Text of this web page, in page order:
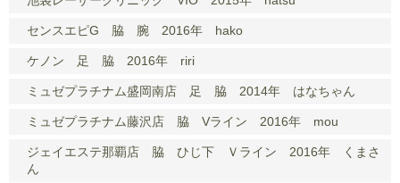
センスエピG 脇 腕 2016年 hako
ケノン 足 脇 2016年 riri
ミュゼプラチナム盛岡南店 足 脇 2014年 はなちゃん
ミュゼプラチナム藤沢店 脇 Vライン 2016年 mou
ジェイエステ那覇店 脇 ひじ下 Ｖライン 2016年 くまさ
ん